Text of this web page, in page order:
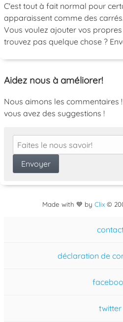
C'est tout à fait normal pour
apparaissent comme des carrés.
Vous voulez ajouter vos
trouvez pas quelque chose ?
Aidez nous à améliorer!
Nous aimons les commentaires
vous avez des suggestions !
Made with 💙 by Clix©
déclaration de
twitter